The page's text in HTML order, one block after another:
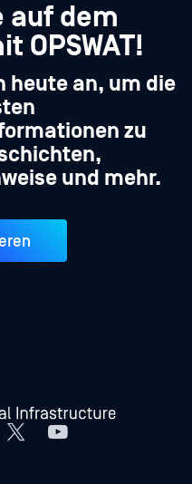
auf dem
OPSWAT!
heute an, um die
zu
und mehr.